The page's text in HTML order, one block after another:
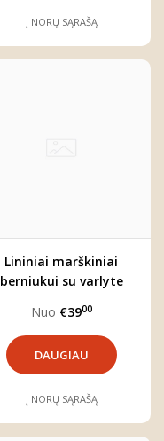
Į NORŲ SĄRAŠĄ
Lininiai marškiniai
berniukui su varlyte
Nuo €3900
DAUGIAU
Į NORŲ SĄRAŠĄ